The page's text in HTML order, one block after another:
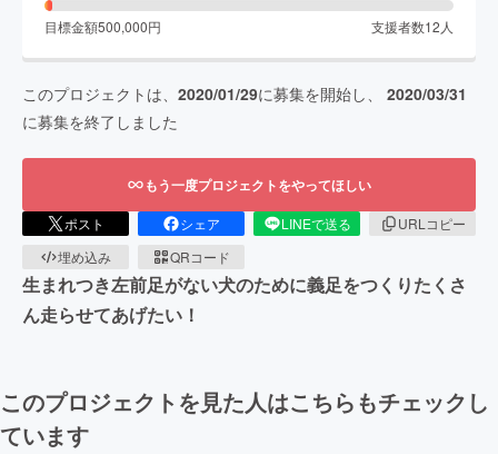
目標金額500,000円 支援者数12 人
このプロジェクトは、 2020/01/29に募集を開始し、 2020/03/31
に募集を終了しました
もう一度プロジェクトをやってほしい
ポスト シェア LINEで送る
URLコピー
埋め込み
QRコード
生まれつき左前足がない犬のために義足をつくりたくさ
ん走らせてあげたい！
このプロジェクトを見た人はこちらもチェックし
ています